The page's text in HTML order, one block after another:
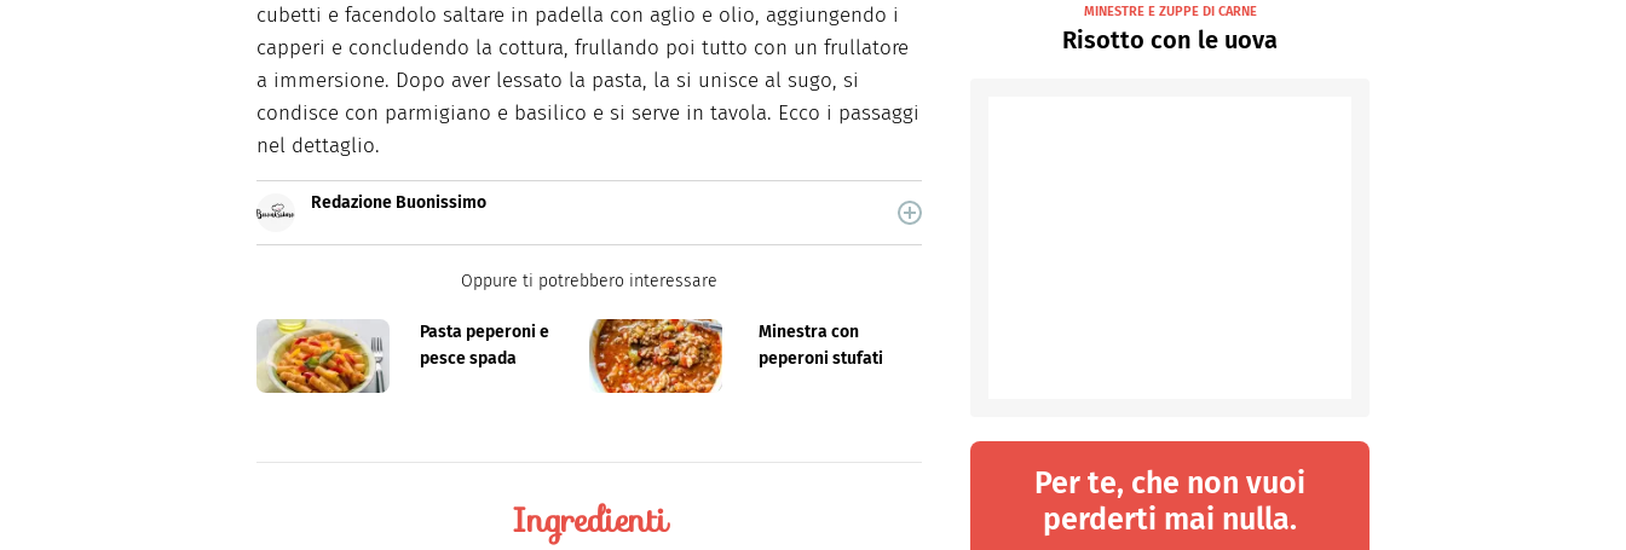
cubetti e facendolo saltare in padella con aglio e olio, aggiungendo i
capperi e concludendo la cottura, frullando poi tutto con un frullatore
a immersione. Dopo aver lessato la pasta, la si unisce al sugo, si
condisce con parmigiano e basilico e si serve in tavola. Ecco i passaggi
nel dettaglio.
Redazione Buonissimo
Buonissimo è il magazine di cucina di Italiaonline nel quale trovi idee veloci,
facili e spiegate passo passo.
Oppure ti potrebbero interessare
Pasta peperoni e
pesce spada
Minestra con
peperoni stufati
Ingredienti
MINESTRE E ZUPPE DI CARNE
Risotto con le uova
Per te, che non vuoi
perderti mai nulla.